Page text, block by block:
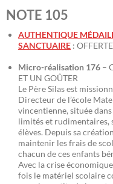
NOTE 105
AUTHENTIQUE
SANCTUAIRE :
Micro-réalisation 176 –
ET UN GOÛTER
Le Père Silas est
Directeur de l’école
vincentienne, située
limités et rudimentaires,
élèves. Depuis sa
maintenir les frais de
chacun de ces enfants
Avec la crise
fois le matériel scolaire